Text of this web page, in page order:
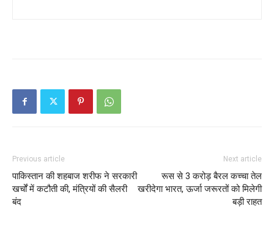
Previous article
पाकिस्तान की शहबाज शरीफ ने सरकारी
खर्चों में कटौती की, मंत्रियों की सैलरी
बंद
Next article
रूस से 3 करोड़ बैरल कच्चा तेल
खरीदेगा भारत, ऊर्जा जरूरतों को मिलेगी
बड़ी राहत